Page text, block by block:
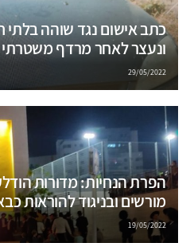
כתב אישום נגד שוהה בלתי
ונעצר לאחר מרדף משטרתי
29/05/2022
הפרת הנחיות: מדורות
מורשים ובניגוד להוראות
19/05/2022